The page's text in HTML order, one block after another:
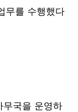
무를 수행했다
무국을 운영하